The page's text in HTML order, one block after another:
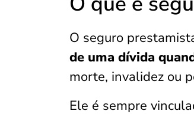
O seguro
de uma dívida
morte, invalidez ou
Ele é sempre